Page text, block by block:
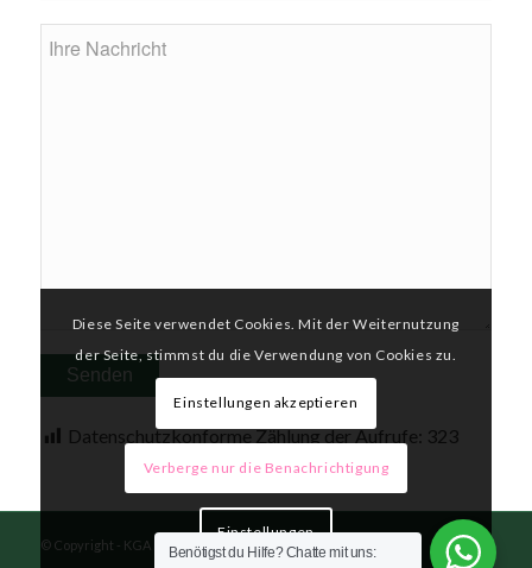
Datenschutzkonforme Zählung der Aufrufe: 323
© Copyright - KGA Kaulsdorfer Busch e.V. 2026
Diese Seite verwendet Cookies. Mit der Weiternutzung
der Seite, stimmst du die Verwendung von Cookies zu.
Einstellungen akzeptieren
Verberge nur die Benachrichtigung
Einstellungen
Benötigst du Hilfe? Chatte mit uns: